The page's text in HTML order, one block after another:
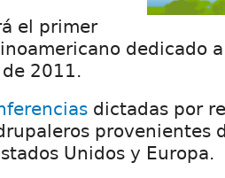
el primer
dedicado
2011.
dictadas por
provenientes
Unidos y Europa.